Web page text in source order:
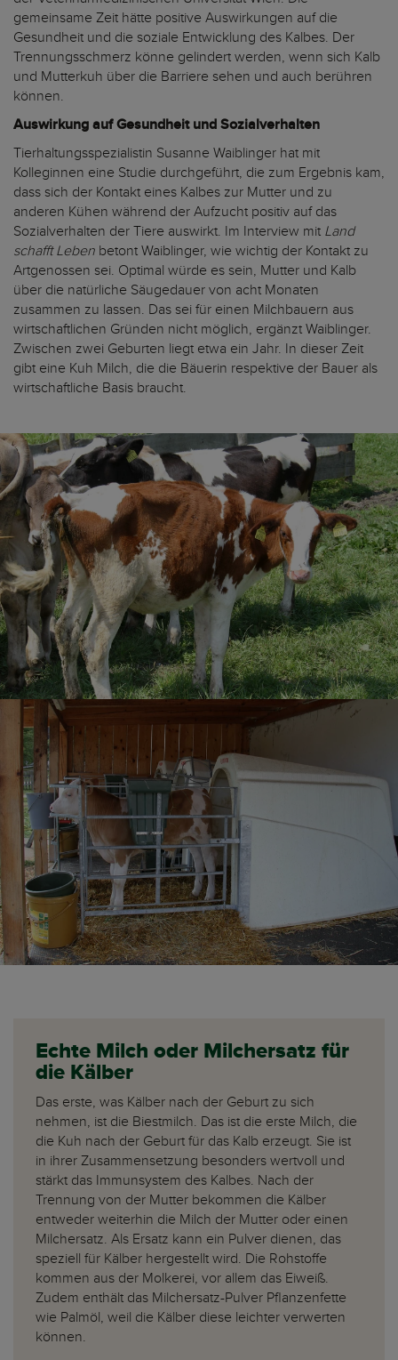
gemeinsame Zeit hätte positive Auswirkungen auf die
Gesundheit und die soziale Entwicklung des Kalbes. Der
Trennungsschmerz könne gelindert werden, wenn sich Kalb
und Mutterkuh über die Barriere sehen und auch berühren
können.
Auswirkung auf Gesundheit und Sozialverhalten
Tierhaltungsspezialistin Susanne Waiblinger hat mit
Kolleginnen eine Studie durchgeführt, die zum Ergebnis kam,
dass sich der Kontakt eines Kalbes zur Mutter und zu
anderen Kühen während der Aufzucht positiv auf das
Sozialverhalten der Tiere auswirkt. Im Interview mit Land
schafft Leben betont Waiblinger, wie wichtig der Kontakt zu
Artgenossen sei. Optimal würde es sein, Mutter und Kalb
über die natürliche Säugedauer von acht Monaten
zusammen zu lassen. Das sei für einen Milchbauern aus
wirtschaftlichen Gründen nicht möglich, ergänzt Waiblinger.
Zwischen zwei Geburten liegt etwa ein Jahr. In dieser Zeit
gibt eine Kuh Milch, die die Bäuerin respektive der Bauer als
wirtschaftliche Basis braucht.
Echte Milch oder Milchersatz für
die Kälber
Das erste, was Kälber nach der Geburt zu sich
nehmen, ist die Biestmilch. Das ist die erste Milch, die
die Kuh nach der Geburt für das Kalb erzeugt. Sie ist
in ihrer Zusammensetzung besonders wertvoll und
stärkt das Immunsystem des Kalbes. Nach der
Trennung von der Mutter bekommen die Kälber
entweder weiterhin die Milch der Mutter oder einen
Milchersatz. Als Ersatz kann ein Pulver dienen, das
speziell für Kälber hergestellt wird. Die Rohstoffe
kommen aus der Molkerei, vor allem das Eiweiß.
Zudem enthält das Milchersatz-Pulver Pflanzenfette
wie Palmöl, weil die Kälber diese leichter verwerten
können.